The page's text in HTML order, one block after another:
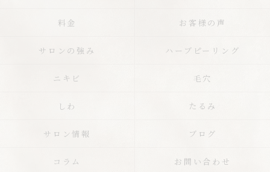
料金 お客様の声
サロンの強み ハーブピーリング
ニキビ 毛穴
しわ たるみ
サロン情報 ブログ
コラム お問い合わせ